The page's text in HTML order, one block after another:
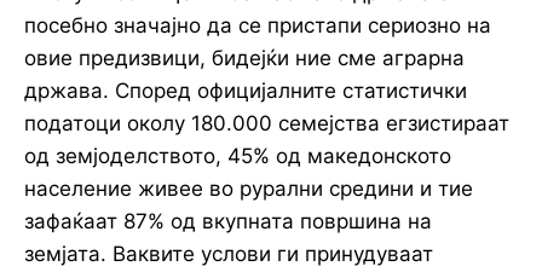
посебно значајно да се пристапи сериозно на
овие предизвици, бидејќи ние сме аграрна
држава. Според официјалните статистички
податоци околу 180.000 семејства егзистираат
од земјоделството, 45% од македонското
население живее во рурални средини и тие
зафаќаат 87% од вкупната површина на
земјата. Ваквите услови ги принудуваат